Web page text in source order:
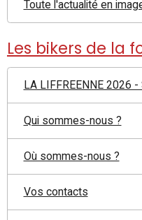
Toute l'actualité en
Les bikers de la
LA LIFFREENNE 2026 -
Qui sommes-nous ?
Où sommes-nous ?
Vos contacts